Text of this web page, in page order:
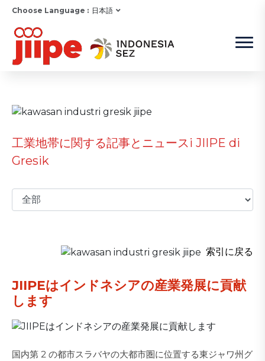
Choose Language : 日本語
工業地帯に関する記事とニュースi JIIPE di
Gresik
索引に戻る
JIIPEはインドネシアの産業発展に貢献
します
国内第 2 の都市スラバヤの大都市圏に位置する東ジャワ州グ